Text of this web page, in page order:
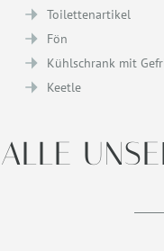
Toilettenartikel
Fön
Kühlschrank mit
Keetle
ALLE